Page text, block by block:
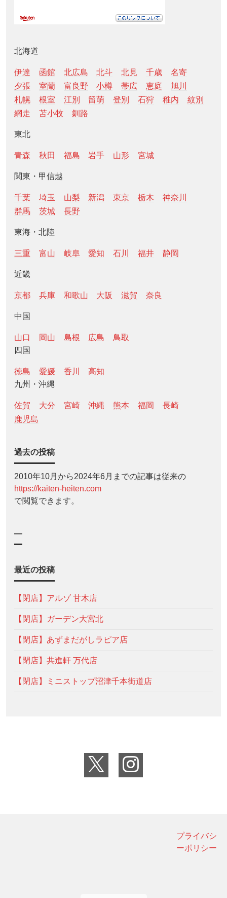
北海道
伊達 函館 北広島 北斗 北見 千歳
名寄
夕張
室蘭 富良野 小樽 帯広 恵庭
旭川
札幌
根室 江別 留萌 登別 石狩 稚内
紋別
網走
苫小牧 釧路
東北
青森 秋田 福島 岩手 山形 宮城
関東・甲信越
千葉 埼玉 山梨 新潟 東京 栃木
神奈川
群馬
茨城 長野
東海・北陸
三重 富山 岐阜 愛知 石川 福井 静岡
近畿
京都 兵庫 和歌山 大阪 滋賀 奈良
中国
山口 岡山 島根 広島
鳥取
四国
徳島 愛媛 香川
高知
九州・沖縄
佐賀 大分 宮崎 沖縄 熊本 福岡
長崎
鹿児島
過去の投稿
2010年10月から2024年6月までの記事は従来の
https://kaiten-heiten.com
で閲覧できます。
—
最近の投稿
【閉店】アルゾ 甘木店
【閉店】ガーデン大宮北
【閉店】あずまだがしラピア店
【閉店】共進軒 万代店
【閉店】ミニストップ沼津千本街道店
プライバシ
ーポリシー